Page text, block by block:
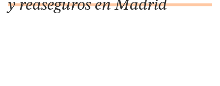
y reaseguros en Madrid